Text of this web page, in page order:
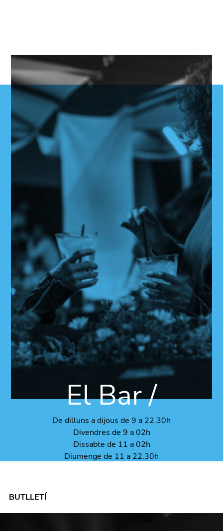
El Bar /
De dilluns a dijous de 9 a 22.30h
Divendres de 9 a 02h
Dissabte de 11 a 02h
Diumenge de 11 a 22.30h
BUTLLETÍ